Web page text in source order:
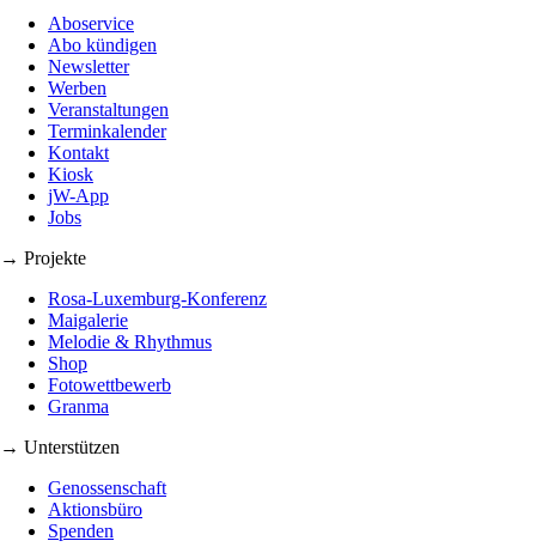
Aboservice
Abo kündigen
Newsletter
Werben
Veranstaltungen
Terminkalender
Kontakt
Kiosk
jW-App
Jobs
→ Projekte
Rosa-Luxemburg-Konferenz
Maigalerie
Melodie & Rhythmus
Shop
Fotowettbewerb
Granma
→ Unterstützen
Genossenschaft
Aktionsbüro
Spenden